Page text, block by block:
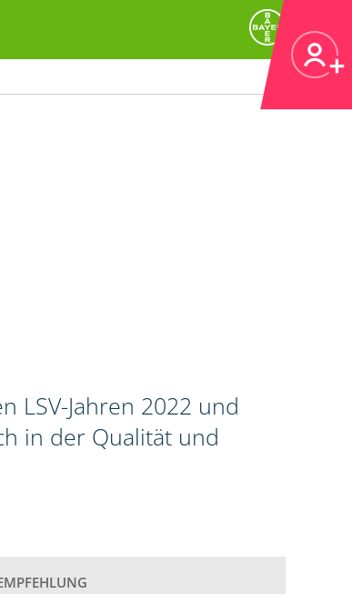
LSV-Jahren 2022 und
in der Qualität und